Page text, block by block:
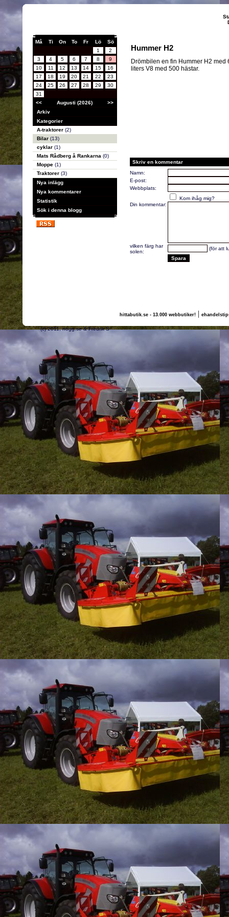
Må Ti On To Fr Lö
Sö
1
2
3
4 5 6 7 8
9
10
11 12 13 14 15
16
17
18 19 20 21 22
23
24
25 26 27 28 29
30
31
<<
Augusti (2026)
>>
Arkiv
Kategorier
A-traktorer (2)
Bilar (13)
cyklar (1)
Mats Rådberg å Rankarna (0)
Moppe (1)
Traktorer (3)
Nya inlägg
Nya kommentarer
Statistik
Sök i denna blogg
Hummer H2
Drömbilen en fin Hummer H2 med
liters V8 med 500 hästar.
Skriv en kommentar
Namn:
E-post:
Webbplats:
Kom ihåg mig?
Din kommentar:
vilken färg har
solen:
(för att
hittabutik.se - 13.000 webbutiker!|
(c) 2011, nogg.se & Fredrik S